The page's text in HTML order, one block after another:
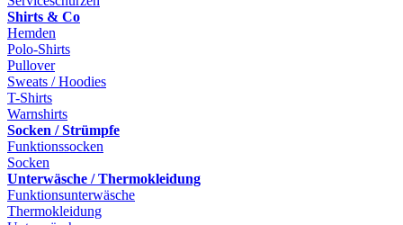
Shirts & Co
Hemden
Polo-Shirts
Pullover
Sweats / Hoodies
T-Shirts
Warnshirts
Socken / Strümpfe
Funktionssocken
Socken
Unterwäsche / Thermokleidung
Funktionsunterwäsche
Thermokleidung